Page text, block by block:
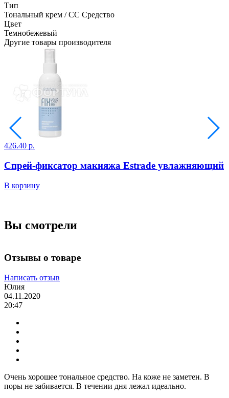
Тип
Тональный крем / СС Средство
Цвет
Темнобежевый
Другие товары производителя
426.40 р.
Спрей-фиксатор макияжа Estrade увлажняющий
В корзину
Вы смотрели
Отзывы о товаре
Написать отзыв
Юлия
04.11.2020
20:47
Очень хорошее тональное средство. На коже не заметен. В
поры не забивается. В течении дня лежал идеально.